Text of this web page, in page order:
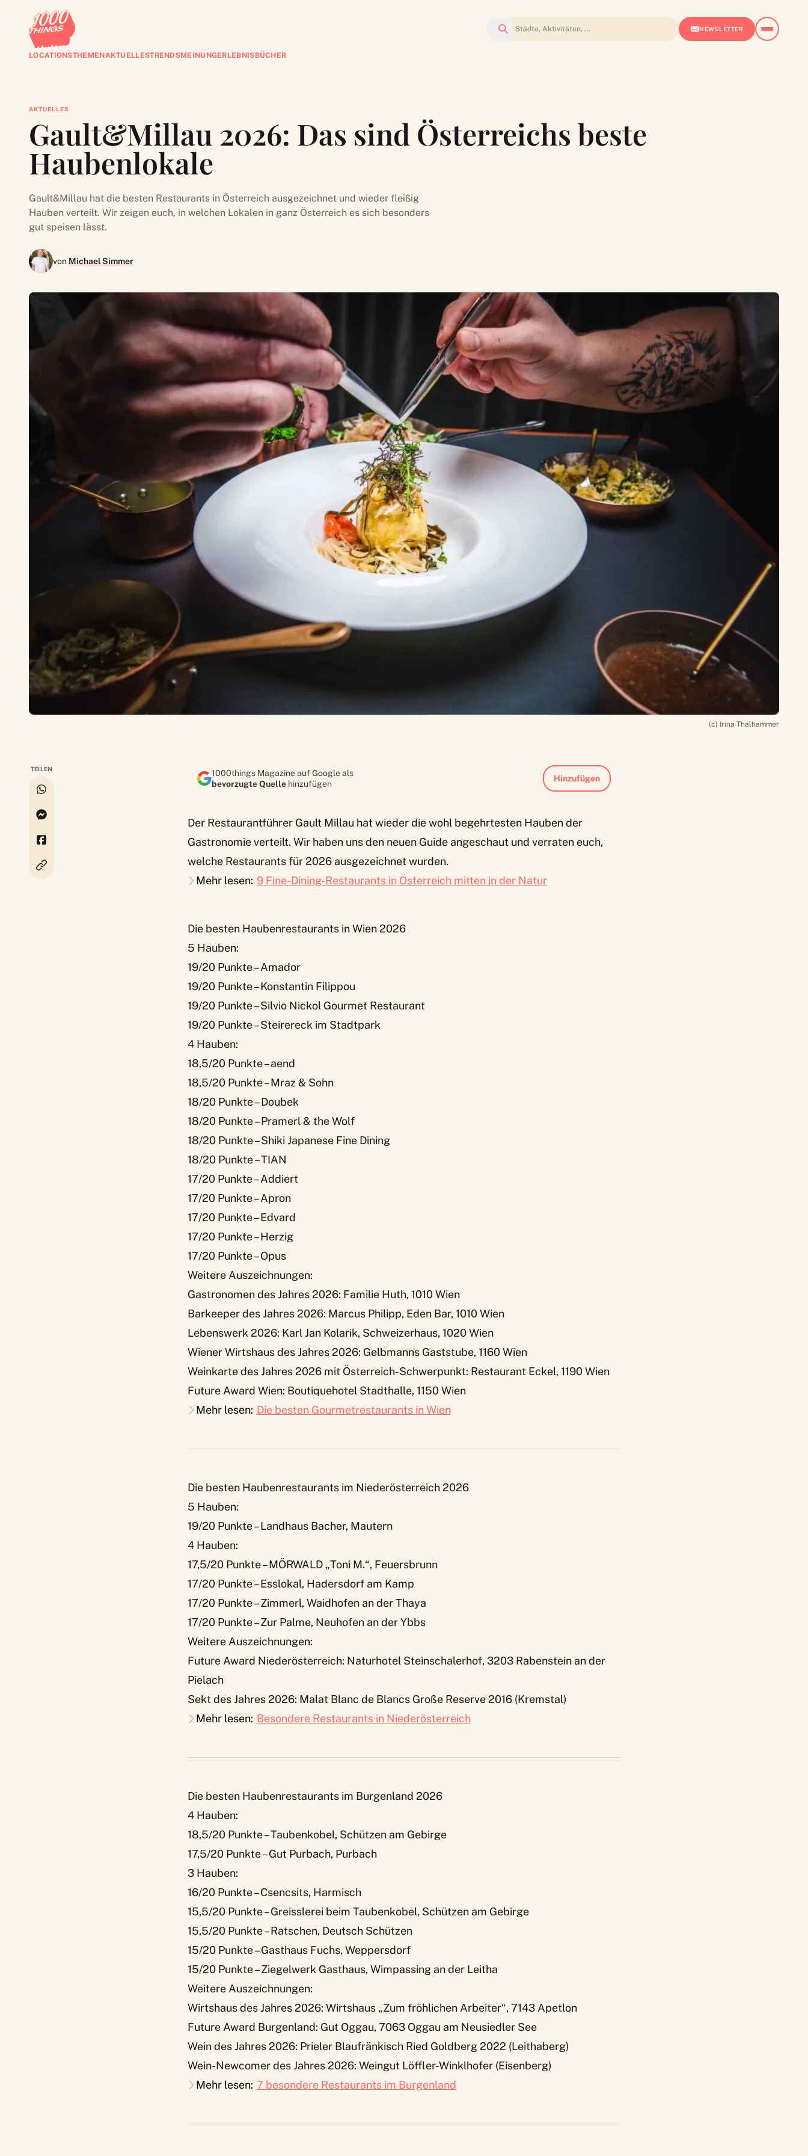
Suchen NEWSLETTER
LOCATIONSTHEMENAKTUELLESTRENDSMEINUNGERLEBNISBÜCHER
AKTUELLES
Gault&Millau 2026: Das sind Österreichs beste
Haubenlokale
Gault&Millau hat die besten Restaurants in Österreich ausgezeichnet und wieder fleißig
Hauben verteilt. Wir zeigen euch, in welchen Lokalen in ganz Österreich es sich besonders
gut speisen lässt.
von Michael Simmer
(c) Irina Thalhammer
TEILEN
1000things Magazine auf Google als
bevorzugte Quelle hinzufügen
Hinzufügen
Der Restaurantführer Gault Millau hat wieder die wohl begehrtesten Hauben der
Gastronomie verteilt. Wir haben uns den neuen Guide angeschaut und verraten euch,
welche Restaurants für 2026 ausgezeichnet wurden.
Mehr lesen: 9 Fine-Dining-Restaurants in Österreich mitten in der Natur
Die besten Haubenrestaurants in Wien 2026
5 Hauben:
19/20 Punkte – Amador
19/20 Punkte – Konstantin Filippou
19/20 Punkte – Silvio Nickol Gourmet Restaurant
19/20 Punkte – Steirereck im Stadtpark
4 Hauben:
18,5/20 Punkte – aend
18,5/20 Punkte – Mraz & Sohn
18/20 Punkte – Doubek
18/20 Punkte – Pramerl & the Wolf
18/20 Punkte – Shiki Japanese Fine Dining
18/20 Punkte – TIAN
17/20 Punkte – Addiert
17/20 Punkte – Apron
17/20 Punkte – Edvard
17/20 Punkte – Herzig
17/20 Punkte – Opus
Weitere Auszeichnungen:
Gastronomen des Jahres 2026: Familie Huth, 1010 Wien
Barkeeper des Jahres 2026: Marcus Philipp, Eden Bar, 1010 Wien
Lebenswerk 2026: Karl Jan Kolarik, Schweizerhaus, 1020 Wien
Wiener Wirtshaus des Jahres 2026: Gelbmanns Gaststube, 1160 Wien
Weinkarte des Jahres 2026 mit Österreich-Schwerpunkt: Restaurant Eckel, 1190 Wien
Future Award Wien: Boutiquehotel Stadthalle, 1150 Wien
Mehr lesen: Die besten Gourmetrestaurants in Wien
Die besten Haubenrestaurants im Niederösterreich 2026
5 Hauben:
19/20 Punkte – Landhaus Bacher, Mautern
4 Hauben:
17,5/20 Punkte – MÖRWALD „Toni M.“, Feuersbrunn
17/20 Punkte – Esslokal, Hadersdorf am Kamp
17/20 Punkte – Zimmerl, Waidhofen an der Thaya
17/20 Punkte – Zur Palme, Neuhofen an der Ybbs
Weitere Auszeichnungen:
Future Award Niederösterreich: Naturhotel Steinschalerhof, 3203 Rabenstein an der
Pielach
Sekt des Jahres 2026: Malat Blanc de Blancs Große Reserve 2016 (Kremstal)
Mehr lesen: Besondere Restaurants in Niederösterreich
Die besten Haubenrestaurants im Burgenland 2026
4 Hauben:
18,5/20 Punkte – Taubenkobel, Schützen am Gebirge
17,5/20 Punkte – Gut Purbach, Purbach
3 Hauben:
16/20 Punkte – Csencsits, Harmisch
15,5/20 Punkte – Greisslerei beim Taubenkobel, Schützen am Gebirge
15,5/20 Punkte – Ratschen, Deutsch Schützen
15/20 Punkte – Gasthaus Fuchs, Weppersdorf
15/20 Punkte – Ziegelwerk Gasthaus, Wimpassing an der Leitha
Weitere Auszeichnungen:
Wirtshaus des Jahres 2026: Wirtshaus „Zum fröhlichen Arbeiter“, 7143 Apetlon
Future Award Burgenland: Gut Oggau, 7063 Oggau am Neusiedler See
Wein des Jahres 2026: Prieler Blaufränkisch Ried Goldberg 2022 (Leithaberg)
Wein-Newcomer des Jahres 2026: Weingut Löffler-Winklhofer (Eisenberg)
Mehr lesen: 7 besondere Restaurants im Burgenland